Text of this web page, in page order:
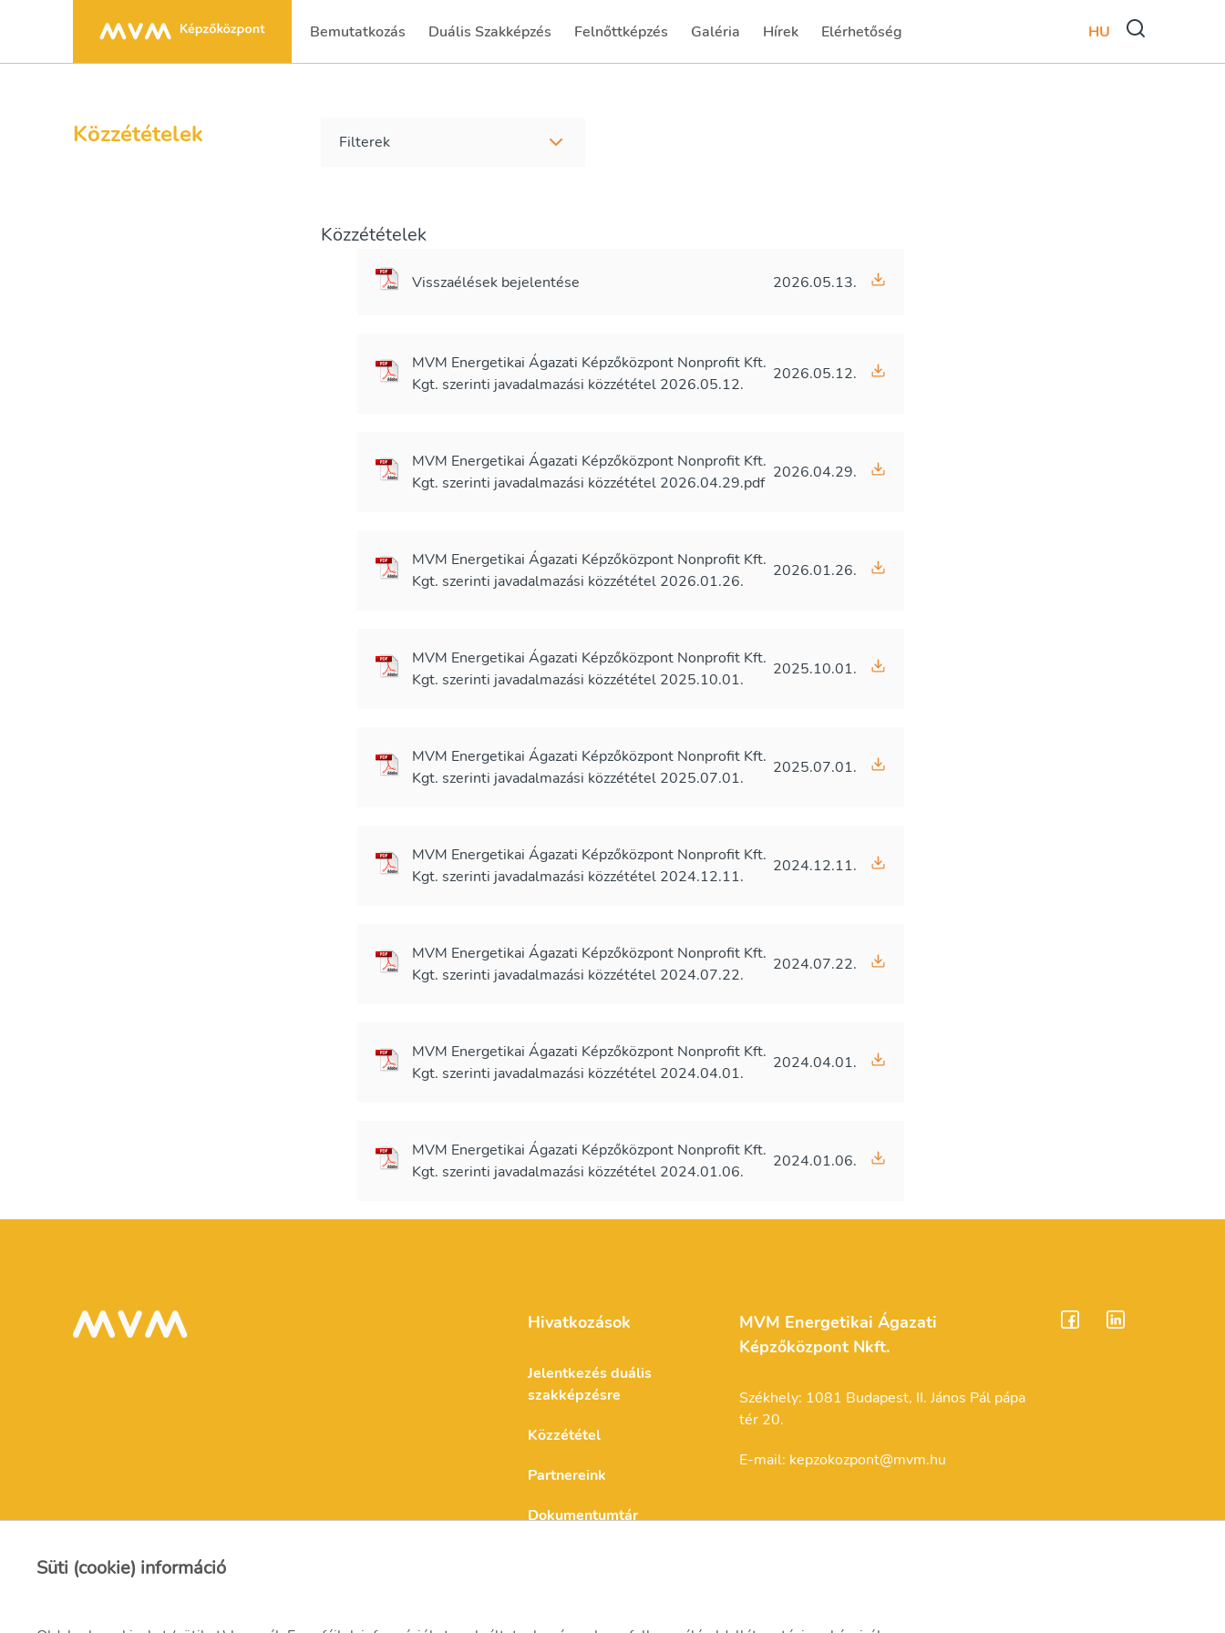
Bemutatkozás
(current) Duális Szakképzés
(current) Felnőttképzés
(current) Galéria
(current) Hírek
(current) Elérhetőség
(current) HU
Közzétételek Filterek
Közzétételek
Visszaélések bejelentése 2026.05.13.
MVM Energetikai Ágazati Képzőközpont Nonprofit Kft.
Kgt. szerinti javadalmazási közzététel 2026.05.12.
2026.05.12.
MVM Energetikai Ágazati Képzőközpont Nonprofit Kft.
Kgt. szerinti javadalmazási közzététel 2026.04.29.pdf
2026.04.29.
MVM Energetikai Ágazati Képzőközpont Nonprofit Kft.
Kgt. szerinti javadalmazási közzététel 2026.01.26.
2026.01.26.
MVM Energetikai Ágazati Képzőközpont Nonprofit Kft.
Kgt. szerinti javadalmazási közzététel 2025.10.01.
2025.10.01.
MVM Energetikai Ágazati Képzőközpont Nonprofit Kft.
Kgt. szerinti javadalmazási közzététel 2025.07.01.
2025.07.01.
MVM Energetikai Ágazati Képzőközpont Nonprofit Kft.
Kgt. szerinti javadalmazási közzététel 2024.12.11.
2024.12.11.
MVM Energetikai Ágazati Képzőközpont Nonprofit Kft.
Kgt. szerinti javadalmazási közzététel 2024.07.22.
2024.07.22.
MVM Energetikai Ágazati Képzőközpont Nonprofit Kft.
Kgt. szerinti javadalmazási közzététel 2024.04.01.
2024.04.01.
MVM Energetikai Ágazati Képzőközpont Nonprofit Kft.
Kgt. szerinti javadalmazási közzététel 2024.01.06.
2024.01.06.
Hivatkozások
Jelentkezés duális
szakképzésre
Közzététel
Partnereink
Dokumentumtár
MVM Energetikai Ágazati
Képzőközpont Nkft.
Székhely: 1081 Budapest, II. János Pál pápa
tér 20.
E-mail: kepzokozpont@mvm.hu
Süti (cookie) információ